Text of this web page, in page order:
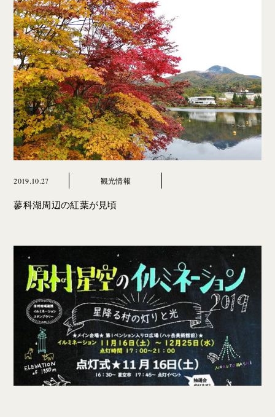
2019.10.27 観光情報
蓼科湖周辺の紅葉が見頃